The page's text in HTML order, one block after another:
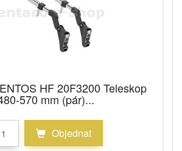
HF 20F3200 Teleskop
570 mm (pár)...
Objednat